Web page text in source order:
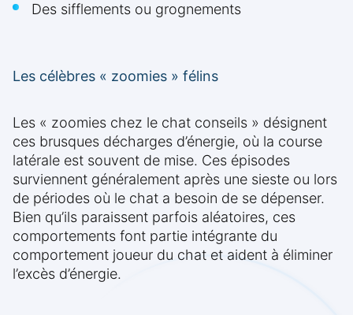
Des sifflements ou grognements
Les célèbres « zoomies » félins
Les « zoomies chez le chat conseils » désignent
ces brusques décharges d’énergie, où la course
latérale est souvent de mise. Ces épisodes
surviennent généralement après une sieste ou lors
de périodes où le chat a besoin de se dépenser.
Bien qu’ils paraissent parfois aléatoires, ces
comportements font partie intégrante du
comportement joueur du chat et aident à éliminer
l’excès d’énergie.